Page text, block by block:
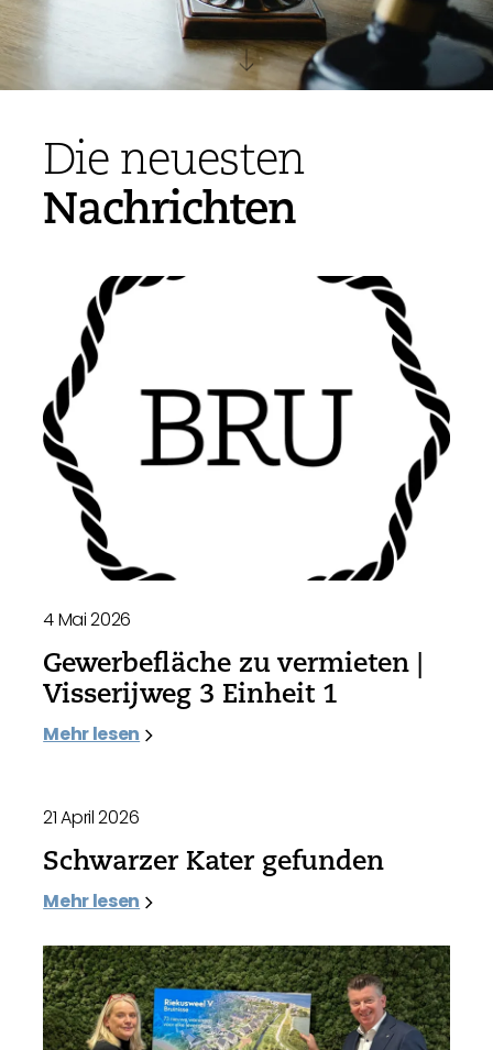
Die neuesten
Nachrichten
4 Mai 2026
Gewerbefläche zu vermieten |
Visserijweg 3 Einheit 1
Mehr lesen
21 April 2026
Schwarzer Kater gefunden
Mehr lesen